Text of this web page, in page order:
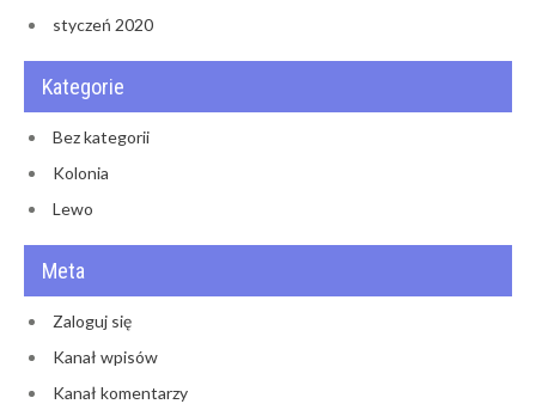
styczeń 2020
Kategorie
Bez kategorii
Kolonia
Lewo
Meta
Zaloguj się
Kanał wpisów
Kanał komentarzy